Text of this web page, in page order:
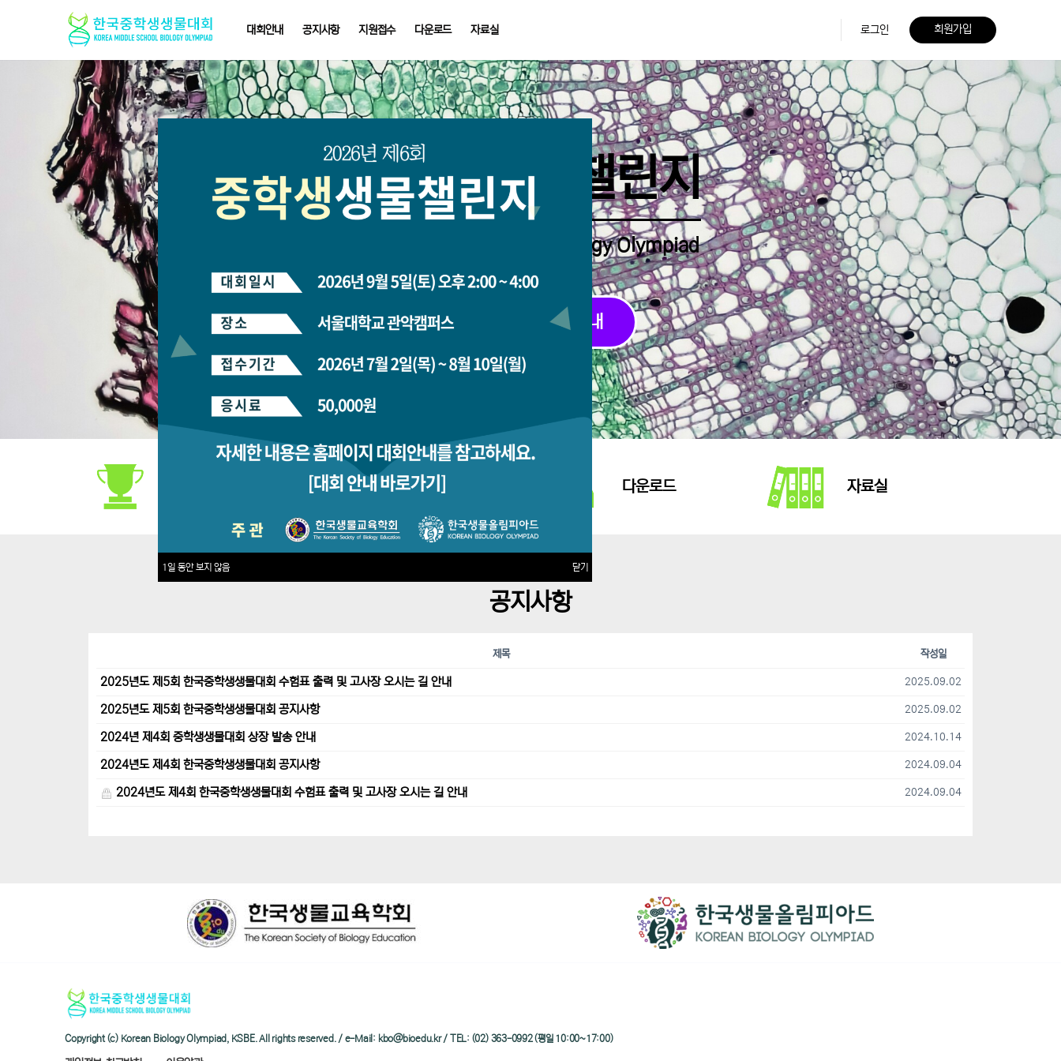
대회안내 공지사항 지원접수 다운로드 자료실 로그인 회원가입
중학생생물챌린지
Middle School Korea Biology Olympiad
2026 대회 접수 안내
지원접수 다운로드 자료실
공지사항
제목 작성일
2025년도 제5회 한국중학생생물대회 수험표 출력 및 고사장 오시는 길 안내 2025.09.02
2025년도 제5회 한국중학생생물대회 공지사항 2025.09.02
2024년 제4회 중학생생물대회 상장 발송 안내 2024.10.14
2024년도 제4회 한국중학생생물대회 공지사항 2024.09.04
2024년도 제4회 한국중학생생물대회 수험표 출력 및 고사장 오시는 길 안내 2024.09.04
Copyright (c) Korean Biology Olympiad, KSBE. All rights reserved. / e-Mail: kbo@bioedu.kr / TEL: (02) 363-0992 (평일 10:00~17:00)
1일 동안 보지 않음 닫기